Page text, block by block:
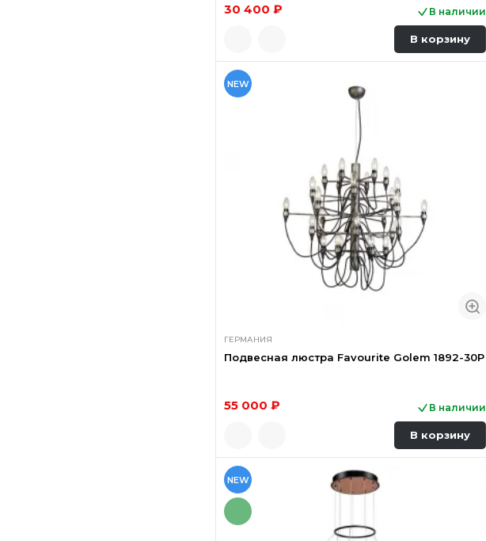
30 400 ₽ В наличии
В корзину
NEW
ГЕРМАНИЯ
Подвесная люстра Favourite Golem 1892-30P
55 000 ₽ В наличии
В корзину
NEW